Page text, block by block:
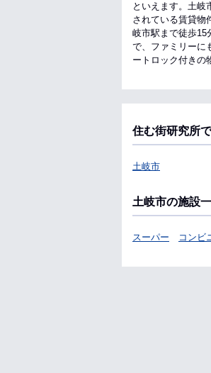
といえます。土岐
されている賃貸物
岐市駅まで徒歩15
で、ファミリーに
ートロック付きの
住む街研究所
土岐市
土岐市の施設
スーパー コンビ